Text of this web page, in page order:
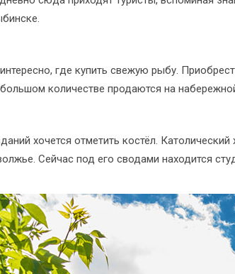
где купить свежую рыбу.
количестве продаются на
хочется отметить костёл.
Сейчас под его сводами находится